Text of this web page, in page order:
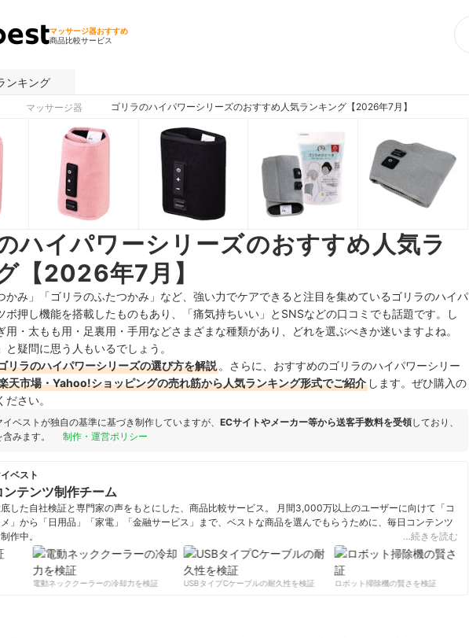
マッサージ器おすすめ
商品比較サービス
ンキング
マッサージ器 ゴリラのハイパワーシリーズのおすすめ人気ランキング【2026年7月】
ハイパワーシリーズのおすすめ人気ラ
【2026年7月】
かみ」「ゴリラのふたつかみ」など、強い力でケアできると注目を集めているゴリラのハイパ
ボ押し機能を搭載したものもあり、「痛気持ちいい」とSNSなどの口コミでも話題です。し
用・太もも用・足裏用・手用などさまざまな種類があり、どれを選ぶべきか迷いますよね。
と疑問に思う人もいるでしょう。
リラのハイパワーシリーズの選び方を解説 。さらに、おすすめのゴリラのハイパワーシリー
天市場・Yahoo!ショッピングの売れ筋から人気ランキング形式でご紹介 します。ぜひ購入の
さい。
ベストが独自の基準に基づき制作していますが、 ECサイトやメーカー等から送客手数料を受領しており、
みます。
制作・運営ポリシー
ベスト
ンテンツ制作チーム
した自社検証と専門家の声をもとにした、商品比較サービス。 月間3,000万以上のユーザーに向けて「コ
」から「日用品」「家電」「金融サービス」まで、ベストな商品を選んでもらうために、毎日コンテンツ
作中。
コンテンツ制作チームのプロフィール
…続きを読む
電動ネッククーラーの冷却力を検証
USBタイプCケーブルの耐久性を検証 ロボット掃除機の賢さを検証